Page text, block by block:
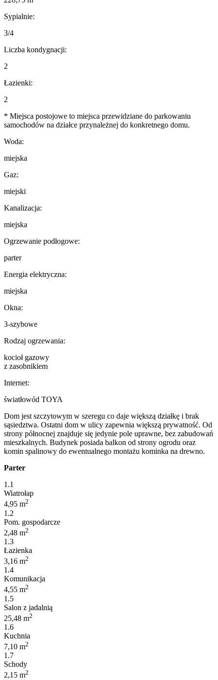
Sypialnie:
3/4
Liczba kondygnacji:
2
Łazienki:
2
* Miejsca postojowe to miejsca przewidziane do parkowaniu
samochodów na działce przynależnej do konkretnego domu.
Woda:
miejska
Gaz:
miejski
Kanalizacja:
miejska
Ogrzewanie podłogowe:
parter
Energia elektryczna:
miejska
Okna:
3-szybowe
Rodzaj ogrzewania:
kocioł gazowy
z zasobnikiem
Internet:
światłowód TOYA
Dom jest szczytowym w szeregu co daje większą działkę i brak
sąsiedztwa. Ostatni dom w ulicy zapewnia większą prywatność. Od
strony północnej znajduje się jedynie pole uprawne, bez zabudowań
mieszkalnych. Budynek posiada balkon od strony ogrodu oraz
komin spalinowy do ewentualnego montażu kominka na drewno.
Parter
1.1
Wiatrołap
4,95 m2
1.2
Pom. gospodarcze
2,48 m2
1.3
Łazienka
3,16 m2
1.4
Komunikacja
4,55 m2
1.5
Salon z jadalnią
25,48 m2
1.6
Kuchnia
7,10 m2
1.7
Schody
2,15 m2